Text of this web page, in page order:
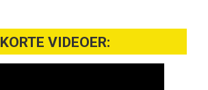
KORTE VIDEOER: